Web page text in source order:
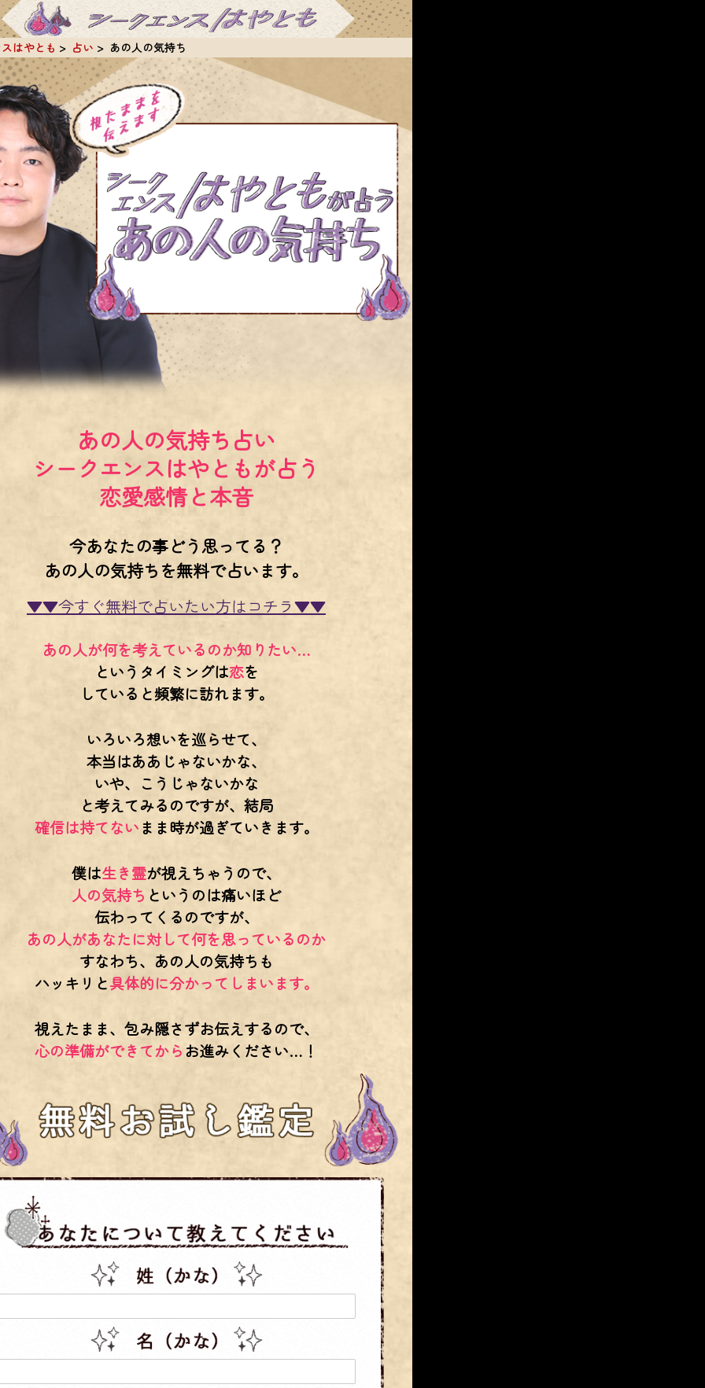
はやとも 占い あの人の気持ち
あの人の気持ち占い
シークエンスはやともが占う
恋愛感情と本音
今あなたの事どう思ってる？
あの人の気持ちを無料で占います。
▼▼今すぐ無料で占いたい方はコチラ▼▼
あの人が何を考えているのか知りたい…
というタイミングは恋を
していると頻繁に訪れます。
いろいろ想いを巡らせて、
本当はああじゃないかな、
いや、こうじゃないかな
と考えてみるのですが、結局
確信は持てない まま時が過ぎていきます。
僕は生き霊が視えちゃうので、
人の気持ち というのは痛いほど
伝わってくるのですが、
あの人があなたに対して何を思っているのか
すなわち、あの人の気持ちも
ハッキリと具体的に分かってしまいます。
視えたまま、包み隠さずお伝えするので、
心の準備ができてからお進みください…！